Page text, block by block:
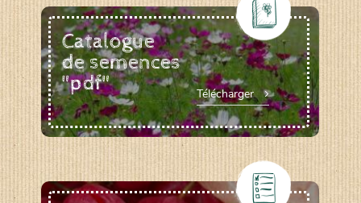
Catalogue
de semences
"pdf"
Télécharger